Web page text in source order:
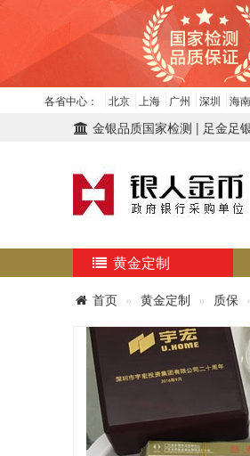
各省中心： 北京 上海 广州 深圳 海南
金银品质国家检测 | 足金足
黄金定制
首页 黄金定制 质保